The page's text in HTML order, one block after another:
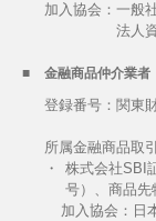
加入協会： 一般
法人
金融商品仲介業者
登録番号：関東
所属金融商品取
・
株式会社SBI
号）、商品先
加入協会： 日